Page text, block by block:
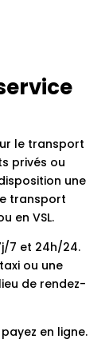
le transport
privés ou
une
transport
en VSL.
7 et 24h/24.
ou une
de rendez-
en ligne.